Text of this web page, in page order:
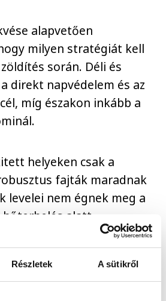
Részletek A sütikről
alapvetően
milyen stratégiát kell
során. Déli és
direkt napvédelem és az
míg északon inkább a
helyeken csak a
fajták maradnak
levelei nem égnek meg a
alatt.
mérete és anyaga